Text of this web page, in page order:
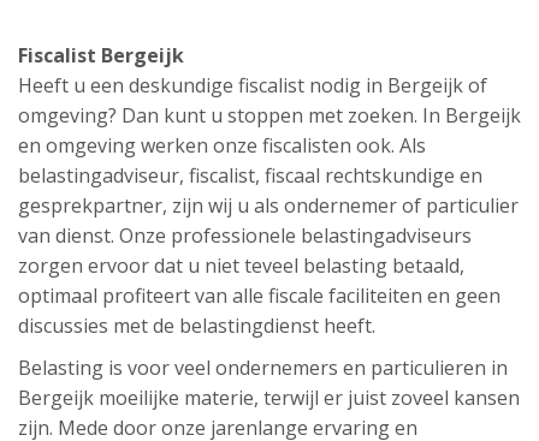
Fiscalist Bergeijk
Heeft u een deskundige fiscalist nodig in Bergeijk of
omgeving? Dan kunt u stoppen met zoeken. In Bergeijk
en omgeving werken onze fiscalisten ook. Als
belastingadviseur, fiscalist, fiscaal rechtskundige en
gesprekpartner, zijn wij u als ondernemer of particulier
van dienst. Onze professionele belastingadviseurs
zorgen ervoor dat u niet teveel belasting betaald,
optimaal profiteert van alle fiscale faciliteiten en geen
discussies met de belastingdienst heeft.
Belasting is voor veel ondernemers en particulieren in
Bergeijk moeilijke materie, terwijl er juist zoveel kansen
zijn. Mede door onze jarenlange ervaring en